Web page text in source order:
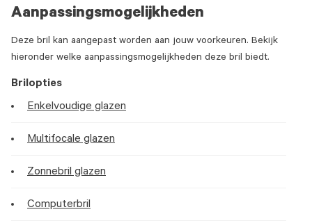
Aanpassingsmogelijkheden
Deze bril kan aangepast worden aan jouw voorkeuren. Bekijk
hieronder welke aanpassingsmogelijkheden deze bril biedt.
Brilopties
Enkelvoudige glazen
Multifocale glazen
Zonnebril glazen
Computerbril